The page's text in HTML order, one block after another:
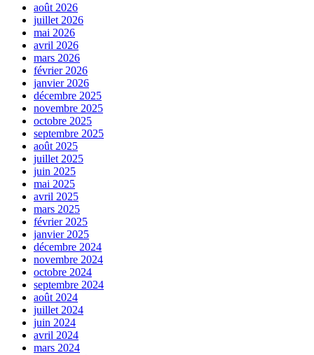
août 2026
juillet 2026
mai 2026
avril 2026
mars 2026
février 2026
janvier 2026
décembre 2025
novembre 2025
octobre 2025
septembre 2025
août 2025
juillet 2025
juin 2025
mai 2025
avril 2025
mars 2025
février 2025
janvier 2025
décembre 2024
novembre 2024
octobre 2024
septembre 2024
août 2024
juillet 2024
juin 2024
avril 2024
mars 2024